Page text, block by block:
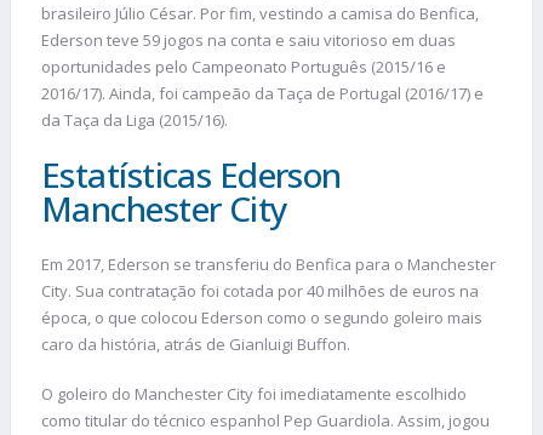
brasileiro Júlio César. Por fim, vestindo a camisa do Benfica,
Ederson teve 59 jogos na conta e saiu vitorioso em duas
oportunidades pelo Campeonato Português (2015/16 e
2016/17). Ainda, foi campeão da Taça de Portugal (2016/17) e
da Taça da Liga (2015/16).
Estatísticas Ederson
Manchester City
Em 2017, Ederson se transferiu do Benfica para o Manchester
City. Sua contratação foi cotada por 40 milhões de euros na
época, o que colocou Ederson como o segundo goleiro mais
caro da história, atrás de Gianluigi Buffon.
O goleiro do Manchester City foi imediatamente escolhido
como titular do técnico espanhol Pep Guardiola. Assim, jogou